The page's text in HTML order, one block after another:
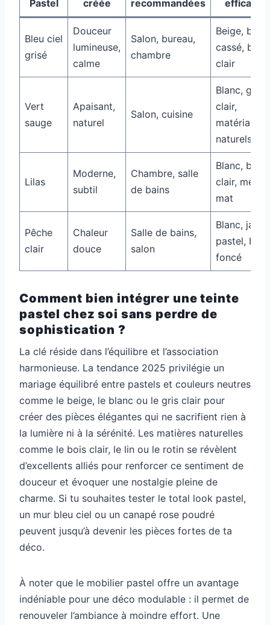
Pastel créée recommandées efficaces
Bleu ciel
grisé
Douceur
lumineuse,
calme
Salon, bureau,
chambre
Beige,
cassé, bois
clair
Vert
sauge
Apaisant,
naturel
Salon, cuisine
Blanc, gris
clair,
matériaux
naturels
Lilas
Moderne,
subtil
Chambre, salle
de bains
Blanc, bois
clair, métal
mat
Pêche
clair
Chaleur
douce
Salle de bains,
salon
Blanc, jaune
pastel, bois
foncé
Comment bien intégrer une teinte
pastel chez soi sans perdre de
sophistication ?
La clé réside dans l’équilibre et l’association
harmonieuse. La tendance 2025 privilégie un
mariage équilibré entre pastels et couleurs neutres
comme le beige, le blanc ou le gris clair pour
créer des pièces élégantes qui ne sacrifient rien à
la lumière ni à la sérénité. Les matières naturelles
comme le bois clair, le lin ou le rotin se révèlent
d’excellents alliés pour renforcer ce sentiment de
douceur et évoquer une nostalgie pleine de
charme. Si tu souhaites tester le total look pastel,
un mur bleu ciel ou un canapé rose poudré
peuvent jusqu’à devenir les pièces fortes de ta
déco.
À noter que le mobilier pastel offre un avantage
indéniable pour une déco modulable : il permet de
renouveler l’ambiance à moindre effort. Une